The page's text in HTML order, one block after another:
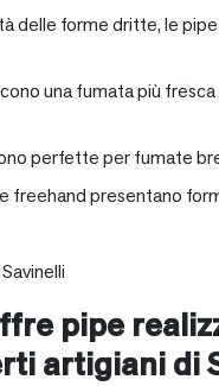
delle forme dritte, le
una fumata più
perfette per fumate
freehand presentano
pipe
artigiani di